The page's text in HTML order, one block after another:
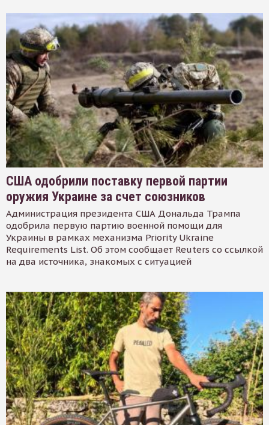
США одобрили поставку первой партии
оружия Украине за счет союзников
Администрация президента США Дональда Трампа
одобрила первую партию военной помощи для
Украины в рамках механизма Priority Ukraine
Requirements List. Об этом сообщает Reuters со ссылкой
на два источника, знакомых с ситуацией